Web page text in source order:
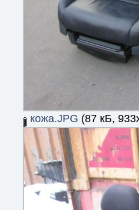
кожа.JPG (87 кБ,